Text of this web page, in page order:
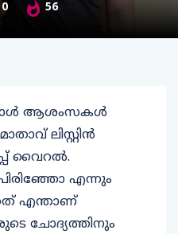
0 56
ആശംസകള്‍
ലിസ്റ്റിന്‍
വൈറല്‍.
പിരിഞ്ഞോ എന്നും
എന്താണ്
ചോദ്യത്തിനും